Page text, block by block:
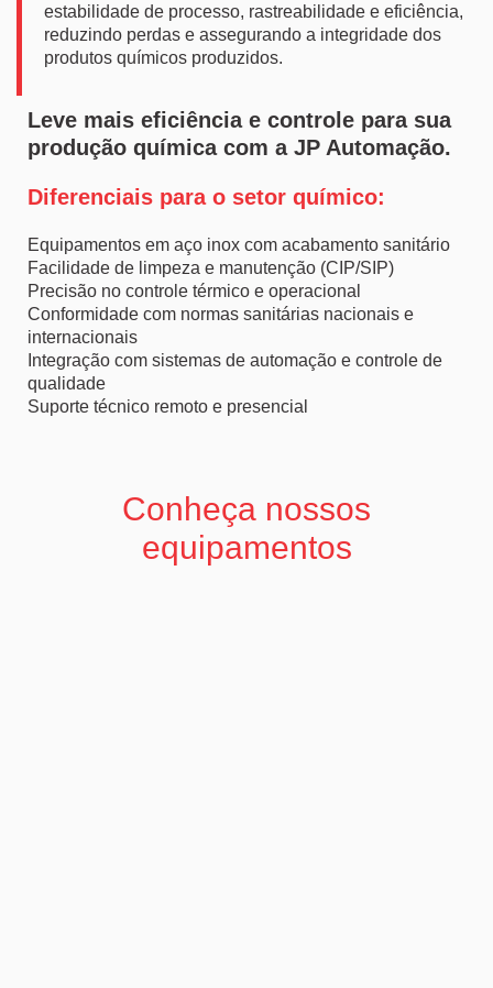
estabilidade de processo, rastreabilidade e eficiência,
reduzindo perdas e assegurando a integridade dos
produtos químicos produzidos.
Leve mais eficiência e controle para sua
produção química com a JP Automação.
Diferenciais para o setor químico:
Equipamentos em aço inox com acabamento sanitário
Facilidade de limpeza e manutenção (CIP/SIP)
Precisão no controle térmico e operacional
Conformidade com normas sanitárias nacionais e
internacionais
Integração com sistemas de automação e controle de
qualidade
Suporte técnico remoto e presencial
Conheça nossos
equipamentos